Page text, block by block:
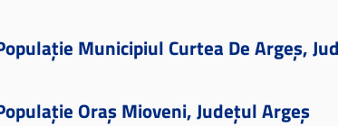
Municipiul Curtea De Argeș,
Oraș Mioveni, Județul Argeș